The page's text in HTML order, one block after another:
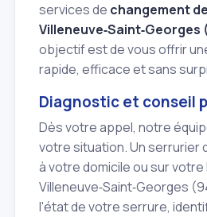
services de changement
Villeneuve‑Saint‑Georges
objectif est de vous offrir
rapide, efficace et sans
Diagnostic et conseil
Dès votre appel, notre
votre situation. Un serrurier
à votre domicile ou sur votre
Villeneuve‑Saint‑Georges
l'état de votre serrure,